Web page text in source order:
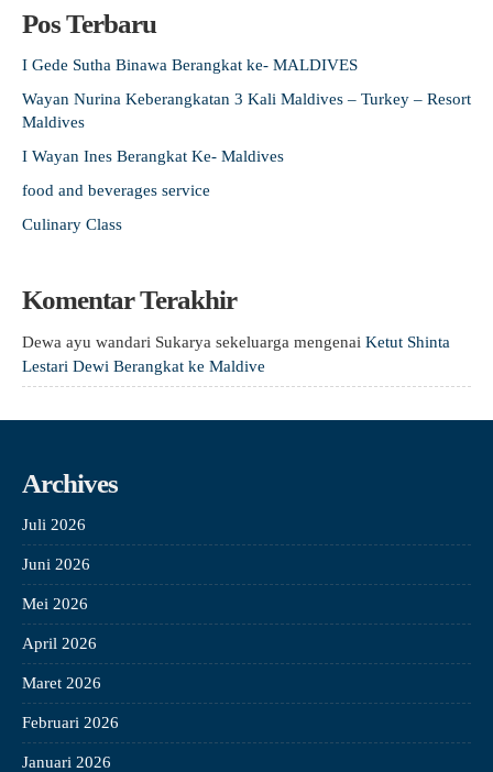
Pos Terbaru
I Gede Sutha Binawa Berangkat ke- MALDIVES
Wayan Nurina Keberangkatan 3 Kali Maldives – Turkey – Resort
Maldives
I Wayan Ines Berangkat Ke- Maldives
food and beverages service
Culinary Class
Komentar Terakhir
Dewa ayu wandari Sukarya sekeluarga mengenai Ketut Shinta
Lestari Dewi Berangkat ke Maldive
Archives
Juli 2026
Juni 2026
Mei 2026
April 2026
Maret 2026
Februari 2026
Januari 2026